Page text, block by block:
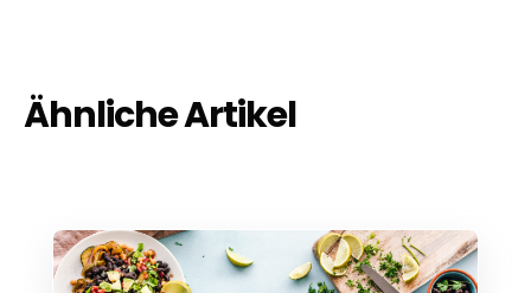
Ähnliche Artikel